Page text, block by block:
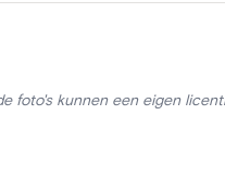
foto's kunnen een eigen